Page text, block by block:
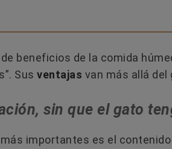
beneficios de la comida
Susventajas van más allá del
sin que el gato
importantes es el